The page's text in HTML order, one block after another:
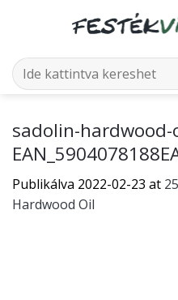
Keresés
a
sadolin-hardwood-
Publikálva 2022-02-23 at
Hardwood Oil